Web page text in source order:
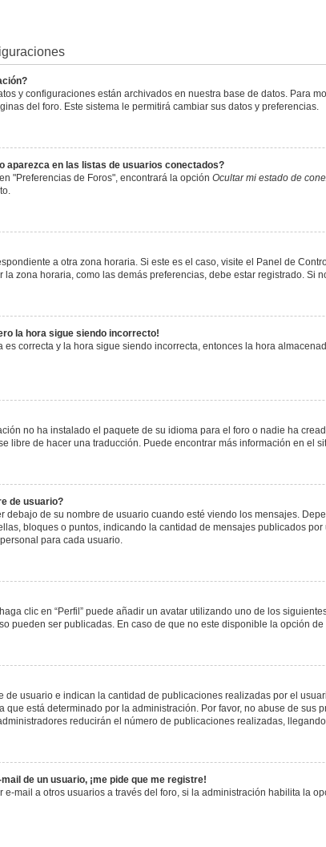
y configuraciones están archivados en nuestra base de datos. Para
del foro. Este sistema le permitirá cambiar sus datos y preferencias.
aparezca en las listas de usuarios conectados?
"Preferencias de Foros", encontrará la opción Ocultar mi estado de
a otra zona horaria. Si este es el caso, visite el Panel de
la zona horaria, como las demás preferencias, debe estar registrado. Si
la hora sigue siendo incorrecto!
correcta y la hora sigue siendo incorrecta, entonces la hora
no ha instalado el paquete de su idioma para el foro o nadie ha
libre de hacer una traducción. Puede encontrar más información en el
de usuario?
debajo de su nombre de usuario cuando esté viendo los mensajes.
bloques o puntos, indicando la cantidad de mensajes publicados
para cada usuario.
clic en “Perfil” puede añadir un avatar utilizando uno de los
pueden ser publicadas. En caso de que no este disponible la opción
de usuario e indican la cantidad de publicaciones realizadas por el
que está determinado por la administración. Por favor, no abuse de
reducirán el número de publicaciones realizadas,
de un usuario, ¡me pide que me registre!
mail a otros usuarios a través del foro, si la administración habilita la